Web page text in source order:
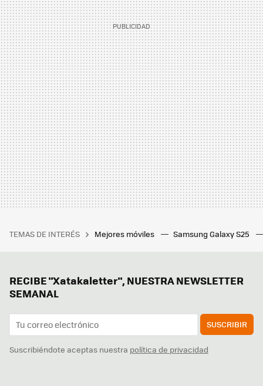
TEMAS DE INTERÉS Mejores móviles Samsung Galaxy S25
RECIBE "Xatakaletter", NUESTRA NEWSLETTER
SEMANAL
SUSCRIBIR
Suscribiéndote aceptas nuestra política de privacidad